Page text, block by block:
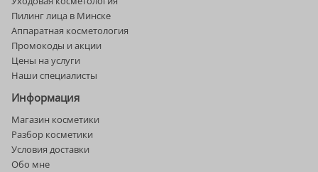
Пилинг лица в Минске
Аппаратная косметология
Промокоды и акции
Цены на услуги
Наши специалисты
Информация
Магазин косметики
Разбор косметики
Условия доставки
Обо мне